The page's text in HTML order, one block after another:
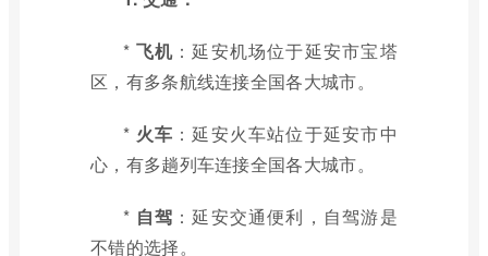
* 飞机 ：延安机场位于延安市宝塔
区，有多条航线连接全国各大城市。
* 火车 ：延安火车站位于延安市中
心，有多趟列车连接全国各大城市。
* 自驾 ：延安交通便利，自驾游是
不错的选择。